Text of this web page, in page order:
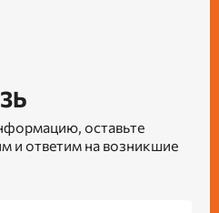
оставьте
и ответим на возникшие